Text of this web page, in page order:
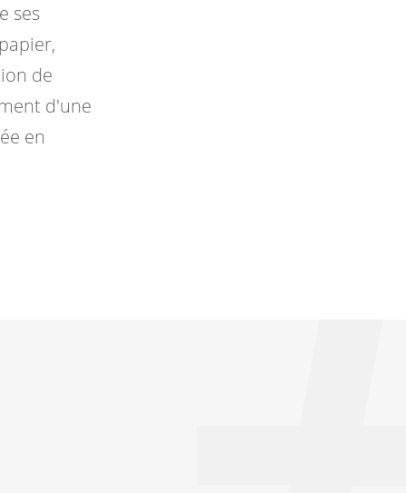
ses
de
d'une
en